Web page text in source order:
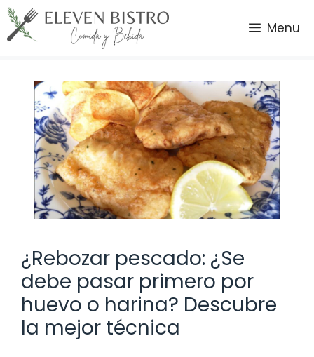
Saltar
al
contenido
Menu
¿Rebozar pescado: ¿Se
debe pasar primero por
huevo o harina? Descubre
la mejor técnica